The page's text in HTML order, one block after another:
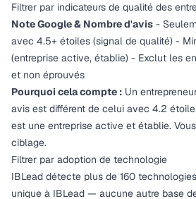
Filtrer par indicateurs de qualité des
Note Google & Nombre d'avis -
avec 4.5+ étoiles (signal de qualité) -
(entreprise active, établie) - Exclut les
et non éprouvés
Pourquoi cela compte : Un
avis est différent de celui avec 4.2
est une entreprise active et établie.
ciblage.
Filtrer par adoption de technologie
IBLead détecte plus de 160
unique à IBLead — aucune autre base